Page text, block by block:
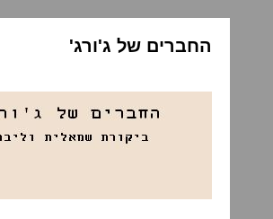
החברים של ג'ורג'